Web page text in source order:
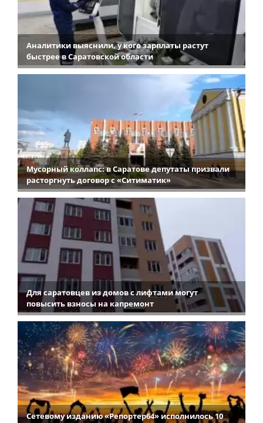
Аналитики выяснили, у кого зарплаты растут
быстрее в Саратовской области
Мусорный коллапс: в Саратове депутаты призвали
расторгнуть договор с «Ситиматик»
Для саратовцев из домов с лифтами могут
повысить взносы на капремонт
Сетевому изданию «Репортер64» исполнилось 10